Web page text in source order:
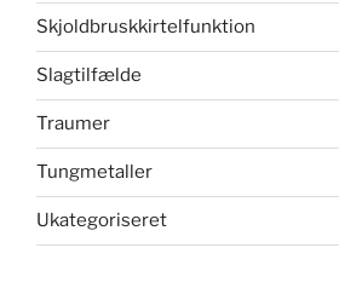
Skjoldbruskkirtelfunktion
Slagtilfælde
Traumer
Tungmetaller
Ukategoriseret